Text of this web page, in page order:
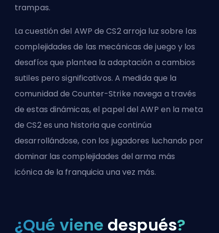
trampas.
La cuestión del AWP de CS2 arroja luz sobre las
complejidades de las mecánicas de juego y los
desafíos que plantea la adaptación a cambios
sutiles pero significativos. A medida que la
comunidad de Counter-Strike navega a través
de estas dinámicas, el papel del AWP en la meta
de CS2 es una historia que continúa
desarrollándose, con los jugadores luchando por
dominar las complejidades del arma más
icónica de la franquicia una vez más.
¿Qué viene después?